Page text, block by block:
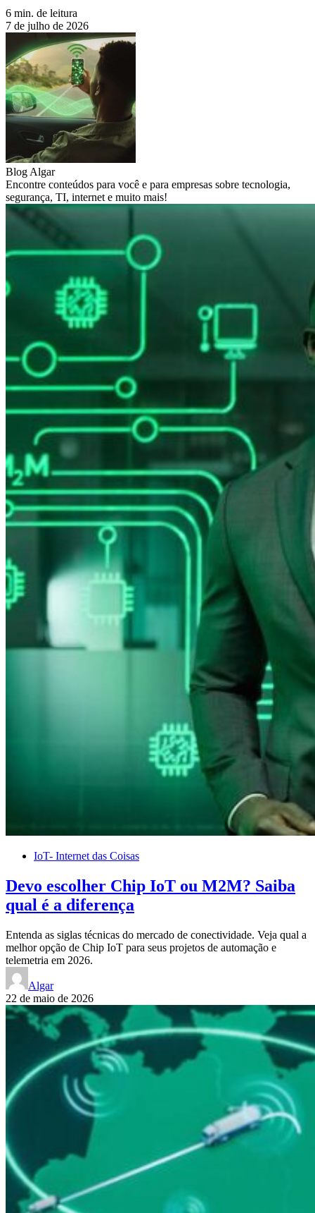
6 min. de leitura
7 de julho de 2026
Blog Algar
Encontre conteúdos para você e para empresas sobre tecnologia,
segurança, TI, internet e muito mais!
IoT- Internet das Coisas
Devo escolher Chip IoT ou M2M? Saiba
qual é a diferença
Entenda as siglas técnicas do mercado de conectividade. Veja qual a
melhor opção de Chip IoT para seus projetos de automação e
telemetria em 2026.
Algar
22 de maio de 2026